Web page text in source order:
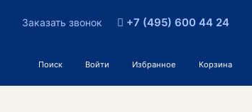
Заказать звонок +7 (495) 600 44 24
Поиск Войти Избранное Корзина